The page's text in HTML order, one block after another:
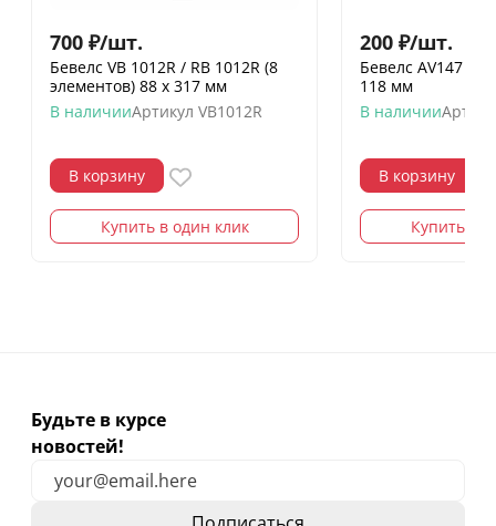
700 ₽/шт.
Бевелс VB 1012R / RB 1012R (8
элементов) 88 х 317 мм
В наличииАртикул VB1012R
В корзину
Купить в один клик
200 ₽/шт.
Бевелс AV147 (4
118 мм
В наличии
В корзину
Купить в
Будьте в курсе
новостей!